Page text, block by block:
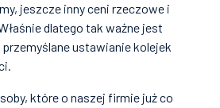
jeszcze inny ceni rzeczowe i
dlatego tak ważne jest
ustawianie kolejek
które o naszej firmie już co